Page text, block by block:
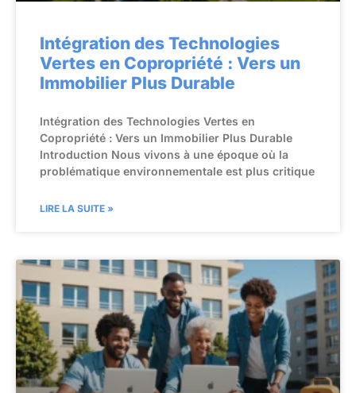
Intégration des Technologies
Vertes en Copropriété : Vers un
Immobilier Plus Durable
Intégration des Technologies Vertes en
Copropriété : Vers un Immobilier Plus Durable
Introduction Nous vivons à une époque où la
problématique environnementale est plus critique
LIRE LA SUITE »